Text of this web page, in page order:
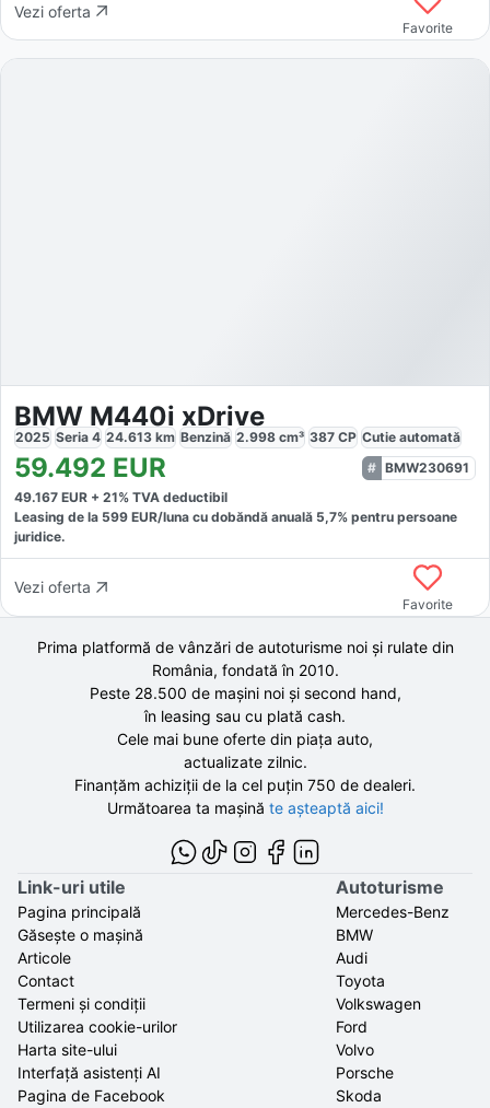
Vezi oferta
Favorite
BMW M440i xDrive
2025 Seria 4 24.613 km Benzină 2.998 cm³ 387 CP Cutie automată
59.492 EUR
BMW230691
49.167 EUR + 21% TVA deductibil
Leasing de la 599 EUR/luna cu dobăndă anuală 5,7% pentru persoane
juridice.
Vezi oferta
Favorite
Prima platformă de vânzări de autoturisme noi și rulate din
România, fondată în 2010.
Peste 28.500 demașini noi și second hand,
în leasing sau cu plată cash.
Cele mai bune oferte din piața auto,
actualizate zilnic.
Finanțăm achiziții de la cel puțin 750 de dealeri.
Următoarea ta mașină te așteaptă aici!
Link-uri utile
Pagina principală
Găsește o mașină
Articole
Contact
Termeni și condiții
Utilizarea cookie-urilor
Harta site-ului
Interfață asistenți AI
Pagina de Facebook
Autoturisme
Mercedes-Benz
BMW
Audi
Toyota
Volkswagen
Ford
Volvo
Porsche
Skoda